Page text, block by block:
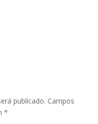
publicado. Campos
*